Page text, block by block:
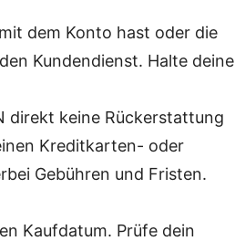
dem Konto hast oder die
Kundendienst. Halte deine
direkt keine Rückerstattung
Kreditkarten- oder
Gebühren und Fristen.
Kaufdatum. Prüfe dein